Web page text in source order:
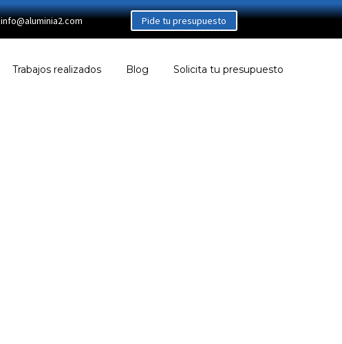
info@aluminia2.com Pide tu presupuesto
Trabajos realizados Blog Solicita tu presupuesto